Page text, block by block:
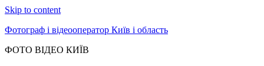
Skip to content
Фотограф і відеооператор Київ і область
ФОТО ВІДЕО КИЇВ